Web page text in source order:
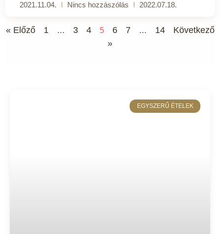
2021.11.04. Nincs hozzászólás 2022.07.18.
« Előző 1 … 3 4 5 6 7 … 14
Következő
»
EGYSZERŰ ÉTELEK